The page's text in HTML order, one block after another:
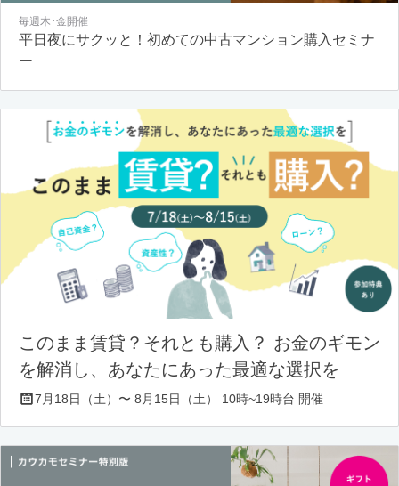
毎週木･金開催
平日夜にサクッと！初めての中古マンション購入セミナ
ー
このまま賃貸？それとも購入？ お金のギモン
を解消し、あなたにあった最適な選択を
7月18日（土）〜 8月15日（土） 10時~19時台 開催